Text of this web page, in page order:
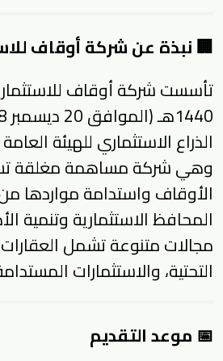
🏢 نبذة عن شركة أوقاف
الذراع الاستثماري للهيئة
وهي شركة مساهمة مغلقة
الأوقاف واستدامة مواردها
المحافظ الاستثمارية وتنمية
مجالات متنوعة تشمل
التحتية، والاستثمارات
📅 موعد التقديم